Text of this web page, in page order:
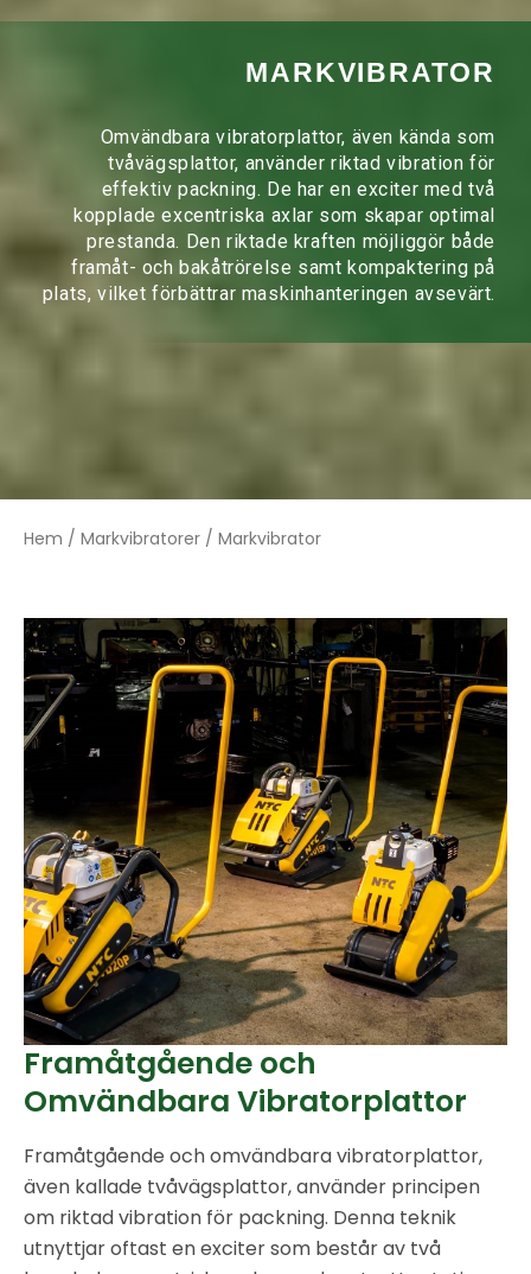
MARKVIBRATOR
Omvändbara vibratorplattor, även kända som
tvåvägsplattor, använder riktad vibration för
effektiv packning. De har en exciter med två
kopplade excentriska axlar som skapar optimal
prestanda. Den riktade kraften möjliggör både
framåt- och bakåtrörelse samt kompaktering på
plats, vilket förbättrar maskinhanteringen avsevärt.
Hem / Markvibratorer / Markvibrator
Framåtgående och
Omvändbara Vibratorplattor
Framåtgående och omvändbara vibratorplattor,
även kallade tvåvägsplattor, använder principen
om riktad vibration för packning. Denna teknik
utnyttjar oftast en exciter som består av två